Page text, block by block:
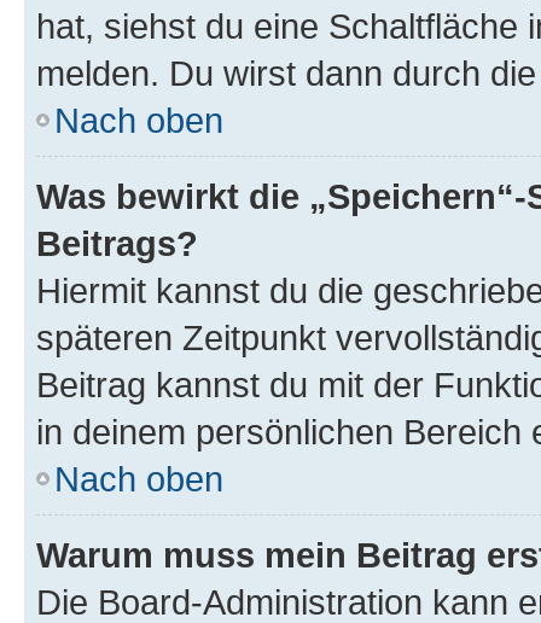
hat, siehst du eine Schaltfläche
melden. Du wirst dann durch
Nach oben
Was bewirkt die
Beitrags?
Hiermit kannst du die
späteren Zeitpunkt
Beitrag kannst du mit der
in deinem persönlichen Bereich
Nach oben
Warum muss mein Beitrag
Die Board-Administration kann